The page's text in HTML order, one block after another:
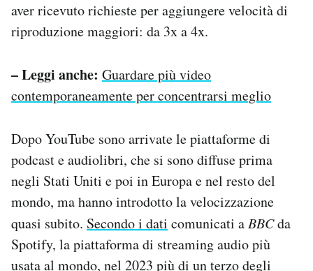
aver ricevuto richieste per aggiungere velocità di
riproduzione maggiori: da 3x a 4x.
– Leggi anche: Guardare più video
contemporaneamente per concentrarsi meglio
Dopo YouTube sono arrivate le piattaforme di
podcast e audiolibri, che si sono diffuse prima
negli Stati Uniti e poi in Europa e nel resto del
mondo, ma hanno introdotto la velocizzazione
quasi subito. Secondo i dati comunicati aBBCda
Spotify, la piattaforma di streaming audio più
usata al mondo, nel 2023 più di un terzo degli